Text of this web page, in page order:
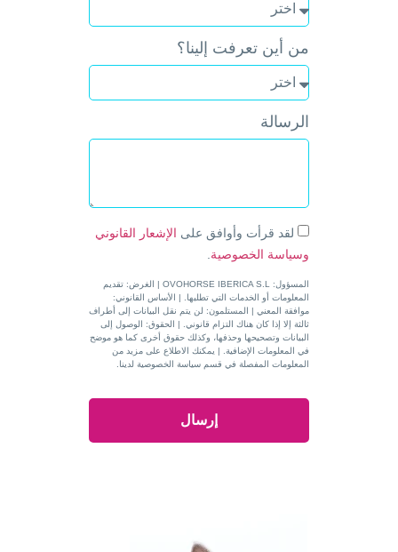
من أين تعرفت إلينا؟
الرسالة
لقد قرأت وأوافق على الإشعار القانوني
وسياسة الخصوصية
المسؤول: OVOHORSE IBERICA S.L | الغرض: تقديم
المعلومات أو الخدمات التي تطلبها. | الأساس القانوني:
موافقة المعني | المستلمون: لن يتم نقل البيانات إلى أطراف
ثالثة إلا إذا كان هناك التزام قانوني. | الحقوق: الوصول إلى
البيانات وتصحيحها وحذفها، وكذلك حقوق أخرى كما هو موضح
في المعلومات الإضافية. | يمكنك الاطلاع على مزيد من
المعلومات المفصلة في قسم سياسة الخصوصية لدينا.
إرسال